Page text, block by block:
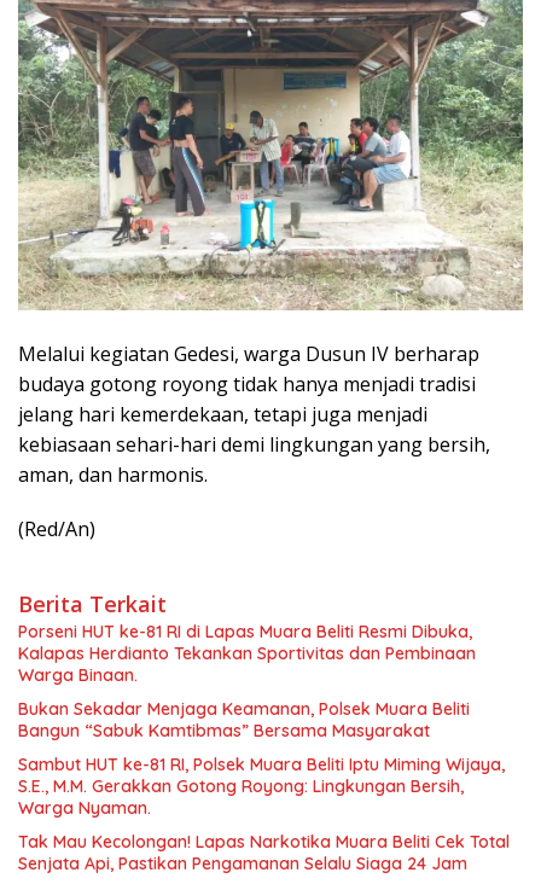
Melalui kegiatan Gedesi, warga Dusun IV berharap
budaya gotong royong tidak hanya menjadi tradisi
jelang hari kemerdekaan, tetapi juga menjadi
kebiasaan sehari-hari demi lingkungan yang bersih,
aman, dan harmonis.
(Red/An)
Berita Terkait
Porseni HUT ke-81 RI di Lapas Muara Beliti Resmi Dibuka,
Kalapas Herdianto Tekankan Sportivitas dan Pembinaan
Warga Binaan.
Bukan Sekadar Menjaga Keamanan, Polsek Muara Beliti
Bangun “Sabuk Kamtibmas” Bersama Masyarakat
Sambut HUT ke-81 RI, Polsek Muara Beliti Iptu Miming Wijaya,
S.E., M.M. Gerakkan Gotong Royong: Lingkungan Bersih,
Warga Nyaman.
Tak Mau Kecolongan! Lapas Narkotika Muara Beliti Cek Total
Senjata Api, Pastikan Pengamanan Selalu Siaga 24 Jam